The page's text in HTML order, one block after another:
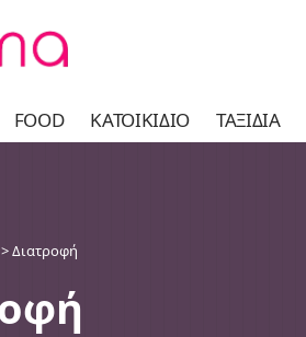
FOOD ΚΑΤΟΙΚΊΔΙΟ ΤΑΞΊΔΙΑ
Διατροφή